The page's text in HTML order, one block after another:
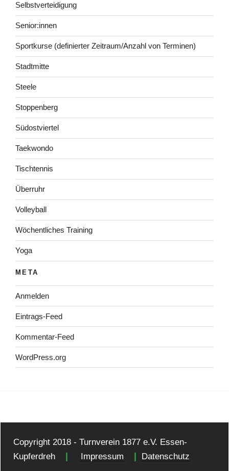
Selbstverteidigung
Senior:innen
Sportkurse (definierter Zeitraum/Anzahl von Terminen)
Stadtmitte
Steele
Stoppenberg
Südostviertel
Taekwondo
Tischtennis
Überruhr
Volleyball
Wöchentliches Training
Yoga
META
Anmelden
Eintrags-Feed
Kommentar-Feed
WordPress.org
Copyright 2018 - Turnverein 1877 e.V. Essen-
Kupferdreh
Impressum Datenschutz